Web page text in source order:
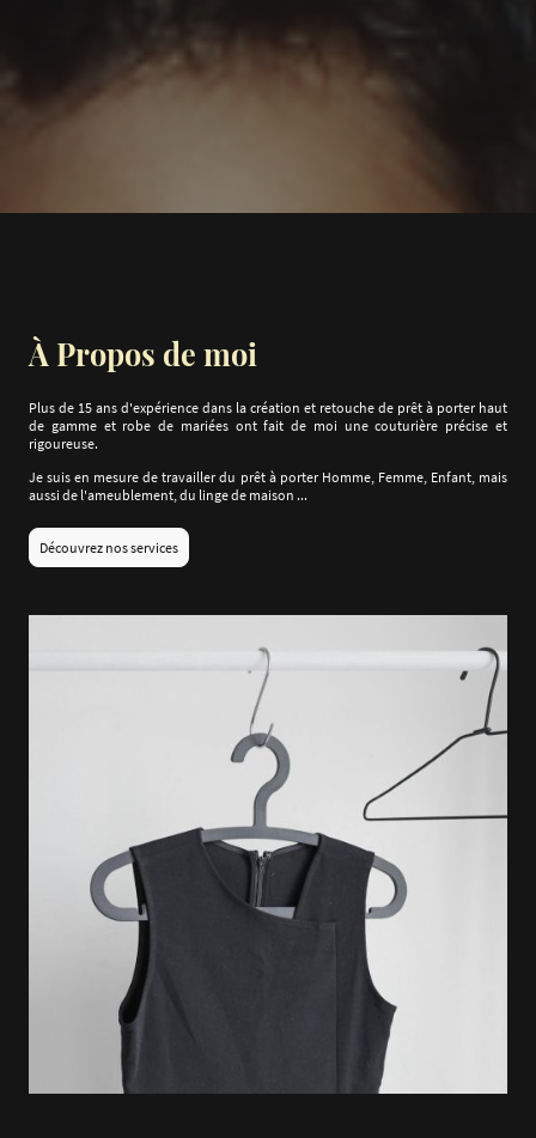
À Propos de moi
Plus de 15 ans d'expérience dans la création et retouche de prêt à porter haut
de gamme et robe de mariées ont fait de moi une couturière précise et
rigoureuse.
Je suis en mesure de travailler du prêt à porter Homme, Femme, Enfant, mais
aussi de l'ameublement, du linge de maison ...
Découvrez nos services